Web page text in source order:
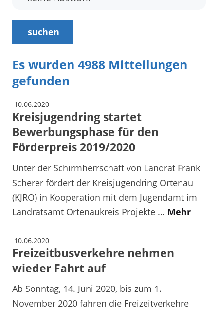
suchen
Es wurden 4988 Mitteilungen
gefunden
10.06.2020
Kreisjugendring startet
Bewerbungsphase für den
Förderpreis 2019/2020
Unter der Schirmherrschaft von Landrat Frank
Scherer fördert der Kreisjugendring Ortenau
(KJRO) in Kooperation mit dem Jugendamt im
Landratsamt Ortenaukreis Projekte ... Mehr
10.06.2020
Freizeitbusverkehre nehmen
wieder Fahrt auf
Ab Sonntag, 14. Juni 2020, bis zum 1.
November 2020 fahren die Freizeitverkehre